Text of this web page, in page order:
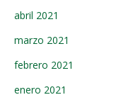
abril 2021
marzo 2021
febrero 2021
enero 2021